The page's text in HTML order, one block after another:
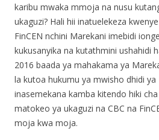
karibu mwaka mmoja na nusu
ukaguzi? Hali hii inatuelekeza
FinCEN nchini Marekani imebidi
kukusanyika na kutathmini ushahidi
2016 baada ya mahakama ya
la kutoa hukumu ya mwisho dhidi ya
inasemekana kamba kitendo hiki
matokeo ya ukaguzi na CBC na
moja kwa moja.